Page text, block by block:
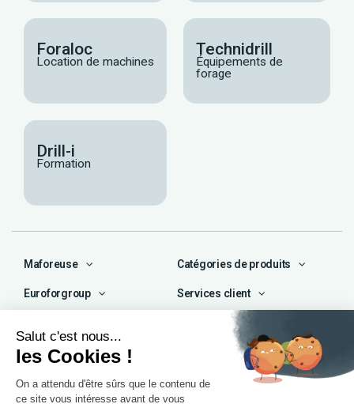
Foraloc
Location de machines
Technidrill
Équipements de
forage
Drill-i
Formation
Maforeuse Catégories de produits
Euroforgroup Services client
contact@maforeuse.com
Siège social et atelier